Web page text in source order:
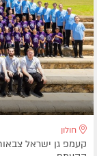
חולון
קעמפ גן ישראל